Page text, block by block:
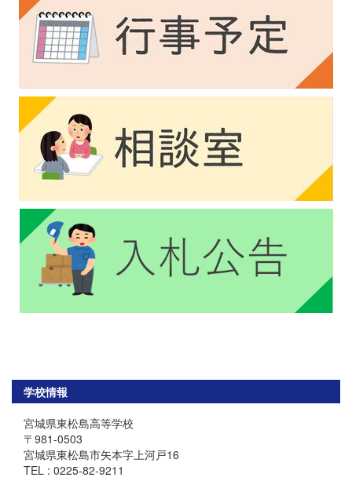
学校情報
宮城県東松島高等学校
〒981-0503
宮城県東松島市矢本字上河戸16
TEL : 0225-82-9211